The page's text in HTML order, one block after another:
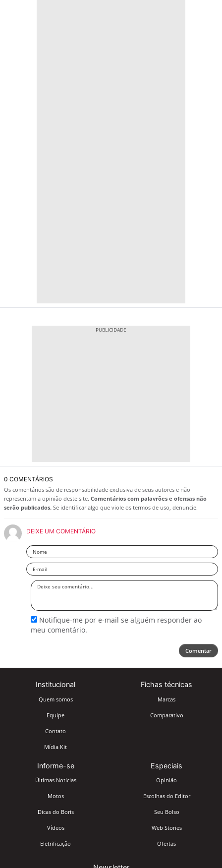
0 COMENTÁRIOS
Os comentários são de responsabilidade exclusiva de seus autores e não
representam a opinião deste site. Comentários com palavrões e ofensas não
serão publicados. Se identificar algo que viole os termos de uso, denuncie.
DEIXE UM COMENTÁRIO
Nome
Email
Deixe
Notifique-me por e-mail se alguém responder ao
meu comentário.
Comentar
Institucional
Quem somos
Equipe
Contato
Mídia Kit
Fichas técnicas
Marcas
Comparativo
Informe-se
Últimas Notícias
Motos
Dicas do Boris
Vídeos
Eletrificação
Especiais
Opinião
Escolhas do Editor
Seu Bolso
Web Stories
Ofertas